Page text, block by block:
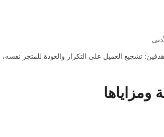
تشجيع العميل على التكرار والعودة للمتجر نفسه،
ومزاياها